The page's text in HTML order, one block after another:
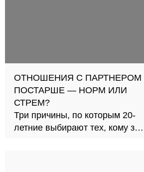
ОТНОШЕНИЯ С ПАРТНЕРОМ
ПОСТАРШЕ — НОРМ ИЛИ
СТРЕМ?
Три причины, по которым 20-
летние выбирают тех, кому за